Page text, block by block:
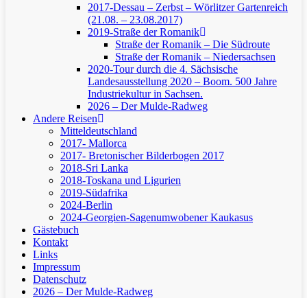
2017-Dessau – Zerbst – Wörlitzer Gartenreich
(21.08. – 23.08.2017)
2019-Straße der Romanik
Straße der Romanik – Die Südroute
Straße der Romanik – Niedersachsen
2020-Tour durch die 4. Sächsische
Landesausstellung 2020 – Boom. 500 Jahre
Industriekultur in Sachsen.
2026 – Der Mulde-Radweg
Andere Reisen
Mitteldeutschland
2017- Mallorca
2017- Bretonischer Bilderbogen 2017
2018-Sri Lanka
2018-Toskana und Ligurien
2019-Südafrika
2024-Berlin
2024-Georgien-Sagenumwobener Kaukasus
Gästebuch
Kontakt
Links
Impressum
Datenschutz
2026 – Der Mulde-Radweg